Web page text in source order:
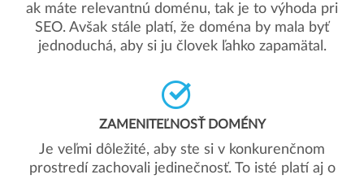
ak máte relevantnú doménu, tak je to výhoda pri
SEO. Avšak stále platí, že doména by mala byť
jednoduchá, aby si ju človek ľahko zapamätal.
ZAMENITEĽNOSŤ DOMÉNY
Je veľmi dôležité, aby ste si v konkurenčnom
prostredí zachovali jedinečnosť. To isté platí aj o